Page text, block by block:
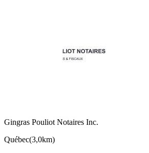
Gingras Pouliot Notaires Inc.
Québec(3,0km)